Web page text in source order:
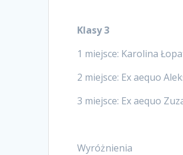
Klasy 3
1 miejsce: Karolina
2 miejsce: Ex aequo
3 miejsce: Ex aequo
Wyróżnienia